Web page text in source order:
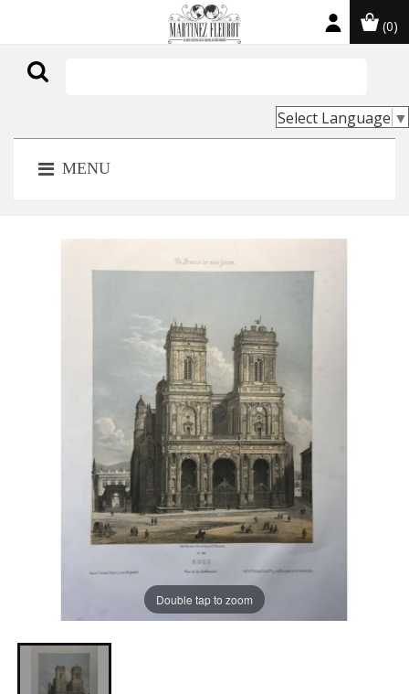
(0)
Select Language ▼
MENU
Double tap to zoom